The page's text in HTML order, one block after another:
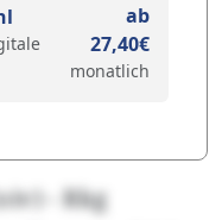
ab
27,40€
monatlich
- Rkg